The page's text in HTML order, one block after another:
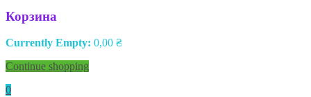
Корзина
Currently Empty: 0,00 ₴
Continue shopping
0